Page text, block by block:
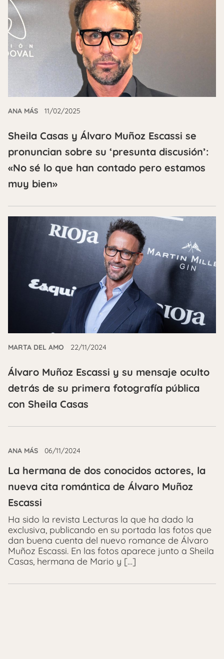
ANA MÁS 11/02/2025
Sheila Casas y Álvaro Muñoz Escassi se
pronuncian sobre su ‘presunta discusión’:
«No sé lo que han contado pero estamos
muy bien»
MARTA DEL AMO 22/11/2024
Álvaro Muñoz Escassi y su mensaje oculto
detrás de su primera fotografía pública
con Sheila Casas
ANA MÁS 06/11/2024
La hermana de dos conocidos actores, la
nueva cita romántica de Álvaro Muñoz
Escassi
Ha sido la revista Lecturas la que ha dado la
exclusiva, publicando en su portada las fotos que
dan buena cuenta del nuevo romance de Álvaro
Muñoz Escassi. En las fotos aparece junto a Sheila
Casas, hermana de Mario y […]